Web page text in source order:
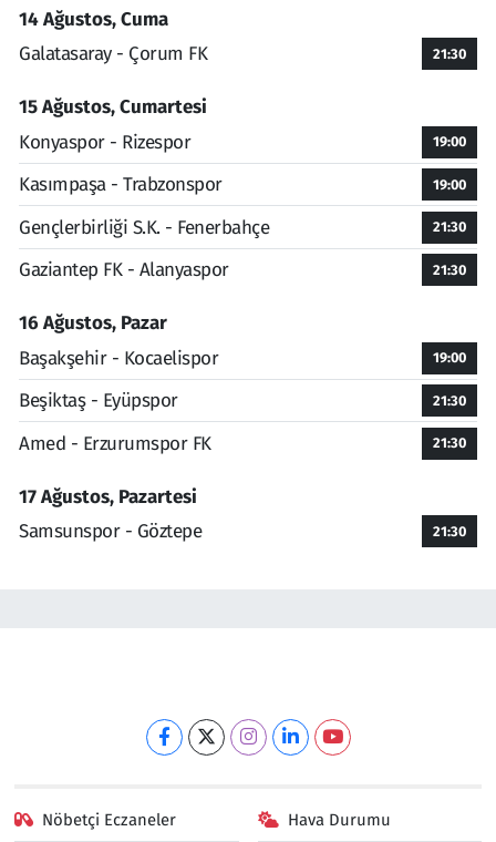
14 Ağustos, Cuma
Galatasaray - Çorum FK
21:30
15 Ağustos, Cumartesi
Konyaspor - Rizespor
19:00
Kasımpaşa - Trabzonspor 19:00
Gençlerbirliği S.K. - Fenerbahçe 21:30
Gaziantep FK - Alanyaspor 21:30
16 Ağustos, Pazar
Başakşehir - Kocaelispor
19:00
Beşiktaş - Eyüpspor 21:30
Amed - Erzurumspor FK 21:30
17 Ağustos, Pazartesi
Samsunspor - Göztepe
21:30
Nöbetçi Eczaneler Hava Durumu